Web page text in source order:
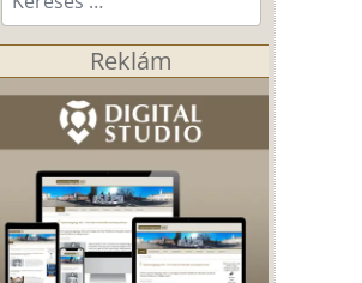
Reklám